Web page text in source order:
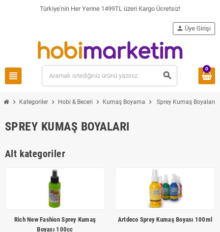
Türkiye'nin Her Yerine 1499TL üzeri Kargo Ücretsiz!
view_headline search
person Üye Girişi
0
chevron_right Kategoriler chevron_right Hobi & Beceri chevron_right Kumaş Boyama chevron_right Sprey Kumaş Boyaları
SPREY KUMAŞ BOYALARI
Alt kategoriler
Rich New Fashion Sprey Kumaş
Boyası 100cc
Artdeco Sprey Kumaş Boyası 100ml